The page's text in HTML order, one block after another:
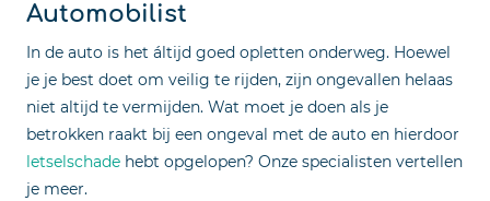
Automobilist
In de auto is het áltijd goed opletten onderweg. Hoewel
je je best doet om veilig te rijden, zijn ongevallen helaas
niet altijd te vermijden. Wat moet je doen als je
betrokken raakt bij een ongeval met de auto en hierdoor
letselschade hebt opgelopen? Onze specialisten vertellen
je meer.